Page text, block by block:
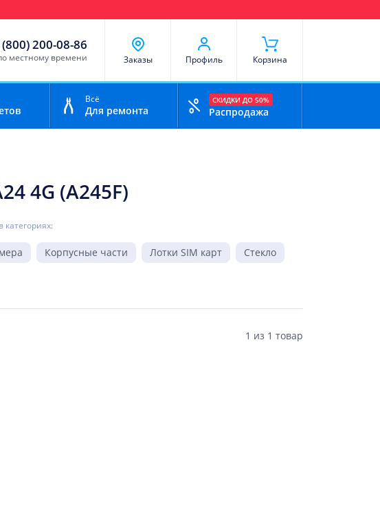
200-08-86
местному времени Заказы Профиль Корзина
Всё
Для ремонта
СКИДКИ ДО 50%
Распродажа
4G (A245F)
категориях:
Корпусные части Лотки SIM карт
Стекло
1 из 1 товар